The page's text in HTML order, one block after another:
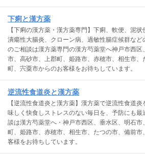
下痢と漢方薬
【下痢の漢方薬・漢方薬専門】下痢、軟便、泥状
潰瘍性大腸炎、クローン病、過敏性腸症候群など
のご相談は漢方薬専門の漢方芍薬堂へ神戸市西区
市、高砂市、上郡町、姫路市、赤穂市、相生市、
町、宍粟市からのお客様をお待ちしています。
逆流性食道炎と漢方薬
【逆流性食道炎と漢方薬】漢方薬で逆流性食道
味しく快食しストレスのない毎日を、予防にも最
談は漢方芍薬堂へ・神戸市西区、垂水区、明石
町、姫路市、赤穂市、相生市、たつの市、備前市
客様をお待ちしています。